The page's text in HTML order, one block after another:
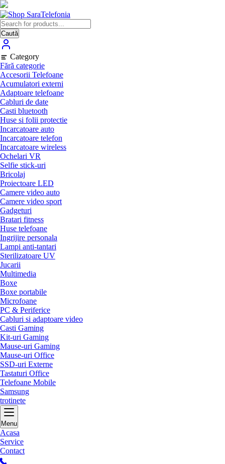
Skip
to
content
Caută
Category
Fără categorie
Accesorii Telefoane
Acumulatori externi
Adaptoare telefoane
Cabluri de date
Casti bluetooth
Huse si folii protectie
Incarcatoare auto
Incarcatoare telefon
Incarcatoare wireless
Ochelari VR
Selfie stick-uri
Bricolaj
Proiectoare LED
Camere video auto
Camere video sport
Gadgeturi
Bratari fitness
Huse telefoane
Ingrijire personala
Lampi anti-tantari
Sterilizatoare UV
Jucarii
Multimedia
Boxe
Boxe portabile
Microfoane
PC & Periferice
Cabluri si adaptoare video
Casti Gaming
Kit-uri Gaming
Mause-uri Gaming
Mause-uri Office
SSD-uri Externe
Tastaturi Office
Telefoane Mobile
Samsung
trotinete
Menu
Acasa
Service
Contact